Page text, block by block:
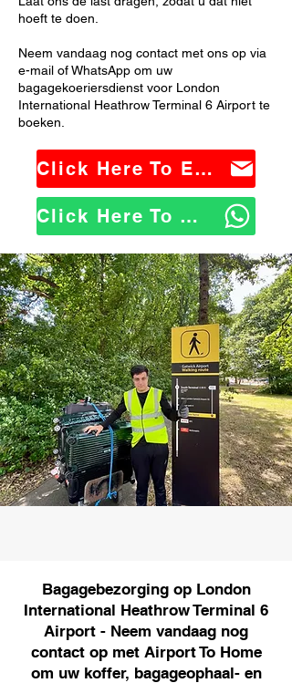
hoeft te doen.
Neem vandaag nog contact met ons op via
e-mail of WhatsApp om uw
bagagekoeriersdienst voor London
International Heathrow Terminal 6 Airport te
boeken.
Click Here To Email Us
Click Here To WhatsApp Us
Bagagebezorging op London
International Heathrow Terminal 6
Airport - Neem vandaag nog
contact op met Airport To Home
om uw koffer, bagageophaal- en